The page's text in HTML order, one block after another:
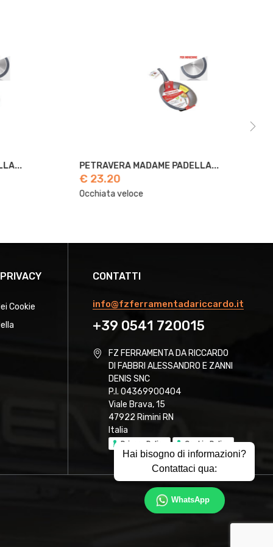
PETRAVERA MADAME PADELLA...
€ 23.20
Occhiata veloce
Hai bisogno di informazioni?
Contattaci qua:
WhatsApp
CONTATTI
info@fzferramentadariccardo.it
+39 0541 720015
FZ FERRAMENTA DA RICCARDO
DI FABBRI ALESSANDRO E ZANNI
DENIS SNC
P.I. 04369900404
Viale Brava, 15
47922 Rimini RN
Italia
Privacy Policy Cookie Policy
Cookie